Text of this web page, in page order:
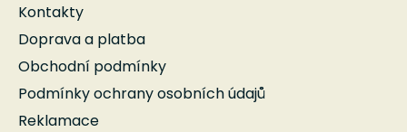
Kontakty
Doprava a platba
Obchodní podmínky
Podmínky ochrany osobních údajů
Reklamace